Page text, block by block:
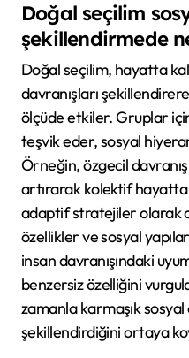
Doğal seçilim
şekillendirmede
Doğal seçilim, hayatta
davranışları
ölçüde etkiler. Gruplar
teşvik eder, sosyal
Örneğin, özgecil
artırarak kolektif hayatta
adaptif stratejiler olarak
özellikler ve sosyal
insan davranışındaki
benzersiz özelliğini
zamanla karmaşık
şekillendirdiğini ortaya